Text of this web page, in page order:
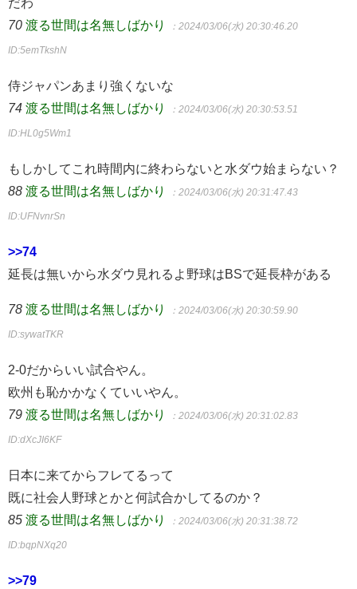
70 渡る世間は名無しばかり ：2024/03/06(水) 20:30:46.20
ID:5emTkshN
侍ジャパンあまり強くないな
74 渡る世間は名無しばかり ：2024/03/06(水) 20:30:53.51
ID:HL0g5Wm1
もしかしてこれ時間内に終わらないと水ダウ始まらない？
88 渡る世間は名無しばかり ：2024/03/06(水) 20:31:47.43
ID:UFNvnrSn
>>74
延長は無いから水ダウ見れるよ野球はBSで延長枠がある
78 渡る世間は名無しばかり ：2024/03/06(水) 20:30:59.90
ID:sywatTKR
2-0だからいい試合やん。
欧州も恥かかなくていいやん。
79 渡る世間は名無しばかり ：2024/03/06(水) 20:31:02.83
ID:dXcJI6KF
日本に来てからフレてるって
既に社会人野球とかと何試合かしてるのか？
85 渡る世間は名無しばかり ：2024/03/06(水) 20:31:38.72
ID:bqpNXq20
>>79